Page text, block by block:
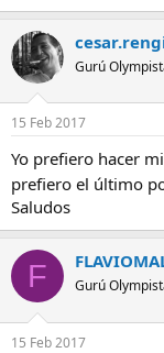
Gurú
15 Feb 2017
Yo prefiero hacer
prefiero el último
Saludos
F Gurú
15 Feb 2017